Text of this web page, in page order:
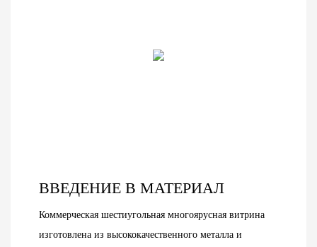
ВВЕДЕНИЕ В МАТЕРИАЛ
Коммерческая шестиугольная многоярусная витрина
изготовлена ​​из высококачественного металла и